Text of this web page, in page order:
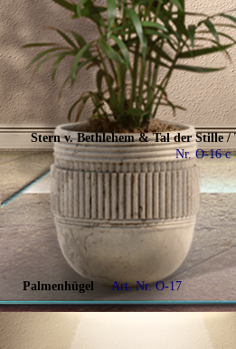
Stern v. Bethlehem & Tal der Stille
Nr. O-16 c
Palmenhügel Art. Nr. O-17